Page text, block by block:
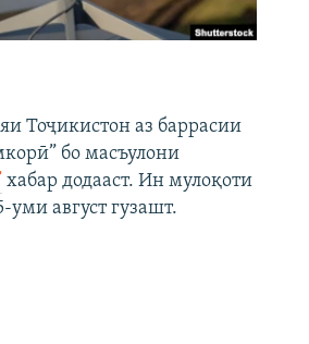
Тоҷикистон аз баррасии
бо масъулони
хабар додааст. Ин мулоқоти
уми август гузашт.